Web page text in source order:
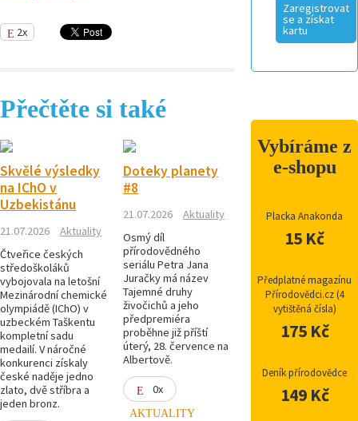
2x
Přečtěte si také
Skvělé výsledky
na IChO v
Uzbekistánu
21.07.2026
Aktuality
Čtveřice českých
středoškoláků
vybojovala na letošní
Mezinárodní chemické
olympiádě (IChO) v
uzbeckém Taškentu
kompletní sadu
medailí. V náročné
konkurenci získaly
české naděje jedno
zlato, dvě stříbra a
jeden bronz.
Doteky planety
#8
21.07.2026
Aktuality
Osmý díl
přírodovědného
seriálu Petra Jana
Juračky má název
Tajemné druhy
živočichů a jeho
předpremiéra
proběhne již příští
úterý, 28. července na
Albertově.
0x
AKTUALITY
Zaregistrovat
se a získat
kartu
Vybíráme z
e-shopu
Placka Anakonda
15 Kč
Předplatné magazínu
Přírodovědci.cz (4
vytištěná čísla)
175 Kč
Deník přírodovědce
149 Kč